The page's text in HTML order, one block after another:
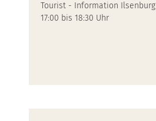
Tourist - Information Ilsenburg
17:00 bis 18:30 Uhr